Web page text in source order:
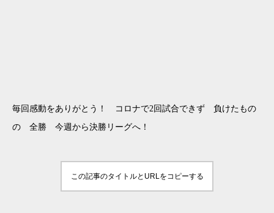
毎回感動をありがとう！ コロナで2回試合できず 負けたもの
の 全勝 今週から決勝リーグへ！
この記事のタイトルとURLをコピーする